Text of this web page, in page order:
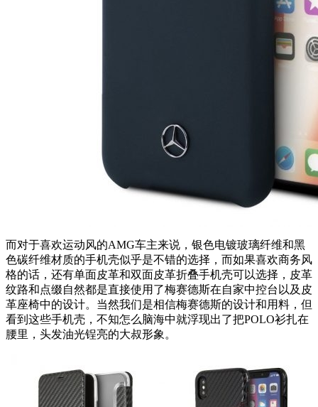
而对于喜欢运动风的AMG车主来说，银色电镀玻璃纤维和黑
色碳纤维材质的手机壳似乎是不错的选择，而如果喜欢商务风
格的话，还有单面皮革和双面皮革折叠手机壳可以选择，皮革
纹路和点缀自然都是直接使用了梅赛德斯在自家中控台以及皮
革座椅中的设计。当然我们是相信梅赛德斯的设计和用料，但
看到这些手机壳，不知怎么脑海中就浮现出了把POLO衫扎在
腰里，头发油光锃亮的大叔形象。